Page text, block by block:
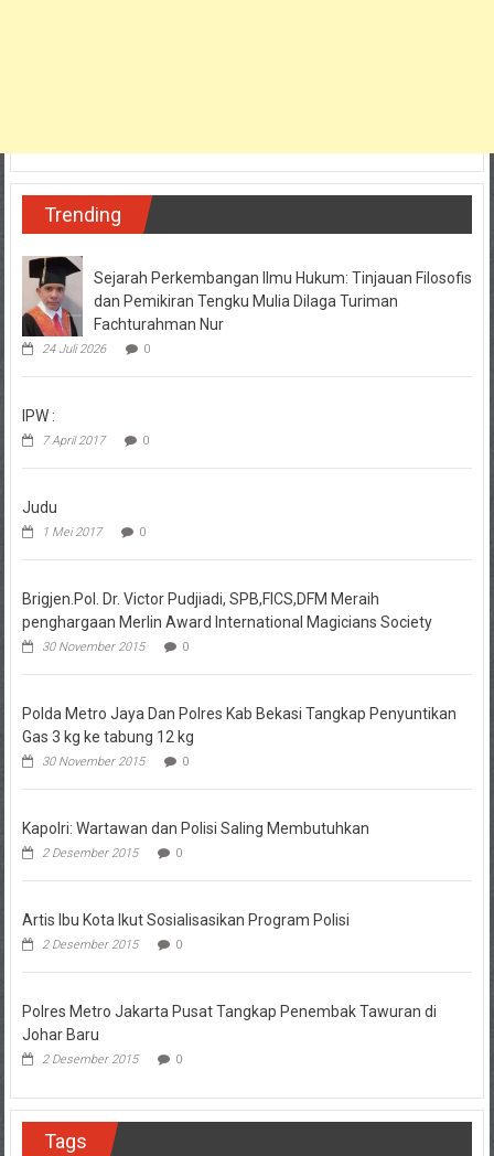
Trending
Sejarah Perkembangan Ilmu Hukum: Tinjauan Filosofis
dan Pemikiran Tengku Mulia Dilaga Turiman
Fachturahman Nur
24 Juli 2026 0
IPW :
7 April 2017 0
Judu
1 Mei 2017 0
Brigjen.Pol. Dr. Victor Pudjiadi, SPB,FICS,DFM Meraih
penghargaan Merlin Award International Magicians Society
30 November 2015 0
Polda Metro Jaya Dan Polres Kab Bekasi Tangkap Penyuntikan
Gas 3 kg ke tabung 12 kg
30 November 2015 0
Kapolri: Wartawan dan Polisi Saling Membutuhkan
2 Desember 2015 0
Artis Ibu Kota Ikut Sosialisasikan Program Polisi
2 Desember 2015 0
Polres Metro Jakarta Pusat Tangkap Penembak Tawuran di
Johar Baru
2 Desember 2015 0
Tags